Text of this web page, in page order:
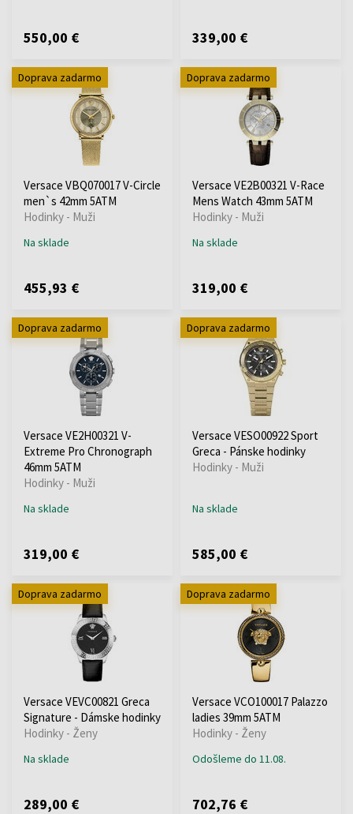
550,00 € 339,00 €
Doprava zadarmo
Versace VBQ070017 V-Circle
men`s 42mm 5ATM
Hodinky - Muži
Na sklade
455,93 €
Doprava zadarmo
Versace VE2B00321 V-Race
Mens Watch 43mm 5ATM
Hodinky - Muži
Na sklade
319,00 €
Doprava zadarmo
Versace VE2H00321 V-
Extreme Pro Chronograph
46mm 5ATM
Hodinky - Muži
Na sklade
319,00 €
Doprava zadarmo
Versace VESO00922 Sport
Greca - Pánske hodinky
Hodinky - Muži
Na sklade
585,00 €
Doprava zadarmo
Versace VEVC00821 Greca
Signature - Dámske hodinky
Hodinky - Ženy
Na sklade
289,00 €
Doprava zadarmo
Versace VCO100017 Palazzo
ladies 39mm 5ATM
Hodinky - Ženy
Odošleme do 11.08.
702,76 €